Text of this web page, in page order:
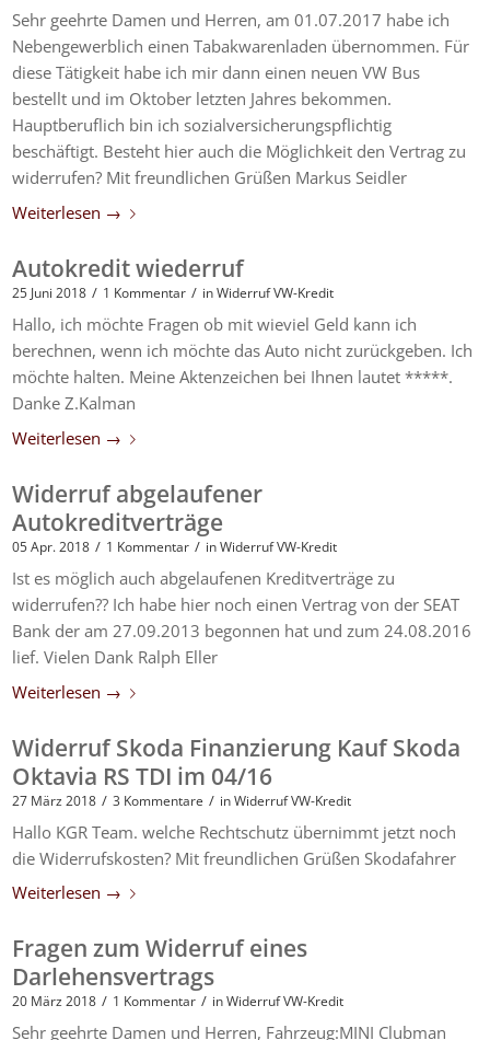
Sehr geehrte Damen und Herren, am 01.07.2017 habe ich
Nebengewerblich einen Tabakwarenladen übernommen. Für
diese Tätigkeit habe ich mir dann einen neuen VW Bus
bestellt und im Oktober letzten Jahres bekommen.
Hauptberuflich bin ich sozialversicherungspflichtig
beschäftigt. Besteht hier auch die Möglichkeit den Vertrag zu
widerrufen? Mit freundlichen Grüßen Markus Seidler
Weiterlesen →
Autokredit wiederruf
25 Juni 2018 / 1 Kommentar / inWiderruf VW-Kredit
Hallo, ich möchte Fragen ob mit wieviel Geld kann ich
berechnen, wenn ich möchte das Auto nicht zurückgeben. Ich
möchte halten. Meine Aktenzeichen bei Ihnen lautet *****.
Danke Z.Kalman
Weiterlesen →
Widerruf abgelaufener
Autokreditverträge
05 Apr. 2018 / 1 Kommentar / inWiderruf VW-Kredit
Ist es möglich auch abgelaufenen Kreditverträge zu
widerrufen?? Ich habe hier noch einen Vertrag von der SEAT
Bank der am 27.09.2013 begonnen hat und zum 24.08.2016
lief. Vielen Dank Ralph Eller
Weiterlesen →
Widerruf Skoda Finanzierung Kauf Skoda
Oktavia RS TDI im 04/16
27 März 2018 / 3 Kommentare / inWiderruf VW-Kredit
Hallo KGR Team. welche Rechtschutz übernimmt jetzt noch
die Widerrufskosten? Mit freundlichen Grüßen Skodafahrer
Weiterlesen →
Fragen zum Widerruf eines
Darlehensvertrags
20 März 2018 / 1 Kommentar / inWiderruf VW-Kredit
Sehr geehrte Damen und Herren, Fahrzeug:MINI Clubman